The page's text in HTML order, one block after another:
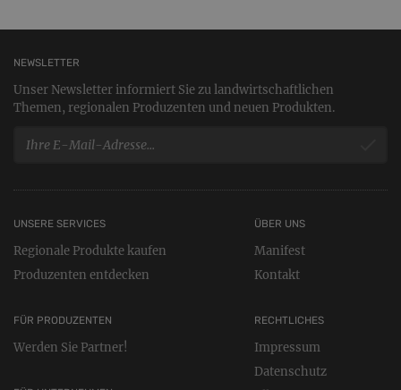
NEWSLETTER
Unser Newsletter informiert Sie zu landwirtschaftlichen
Themen, regionalen Produzenten und neuen Produkten.
UNSERE SERVICES
Regionale Produkte kaufen
Produzenten entdecken
FÜR PRODUZENTEN
Werden Sie Partner!
RECHTLICHES
Impressum
Datenschutz
ÜBER UNS
Manifest
Kontakt